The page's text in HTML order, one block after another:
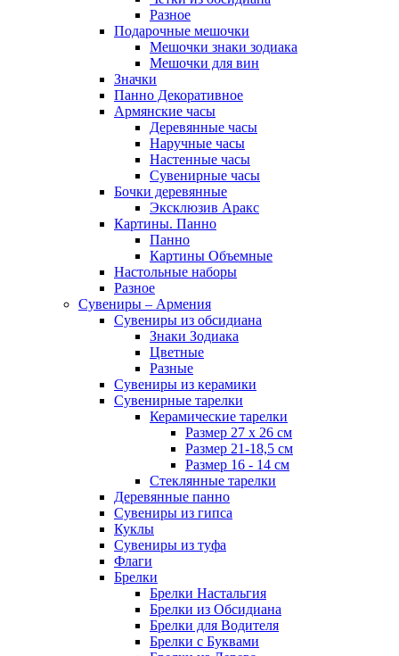
Разное
Подарочные мешочки
Мешочки знаки зодиака
Мешочки для вин
Значки
Панно Декоративное
Армянские часы
Деревянные часы
Наручные часы
Настенные часы
Сувенирные часы
Бочки деревянные
Эксклюзив Аракс
Картины. Панно
Панно
Картины Объемные
Настольные наборы
Разное
Сувениры – Армения
Сувениры из обсидиана
Знаки Зодиака
Цветные
Разные
Сувениры из керамики
Сувенирные тарелки
Керамические тарелки
Размер 27 х 26 см
Размер 21-18,5 см
Размер 16 - 14 см
Стеклянные тарелки
Деревянные панно
Сувениры из гипса
Куклы
Сувениры из туфа
Флаги
Брелки
Брелки Настальгия
Брелки из Обсидиана
Брелки для Водителя
Брелки с Буквами